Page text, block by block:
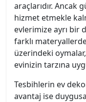
araçlarıdır. Ancak
hizmet etmekle
evlerimize ayrı bir
farklı
üzerindeki
evinizin tarzına
Tesbihlerin ev
avantaj ise